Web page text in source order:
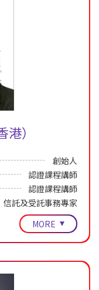
）
創始人
認證課程講師
認證課程講師
信託及受託事務專家
MORE